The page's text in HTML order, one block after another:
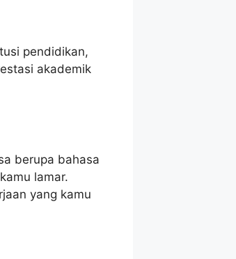
pendidikan,
akademik
berupa bahasa
lamar.
yang kamu